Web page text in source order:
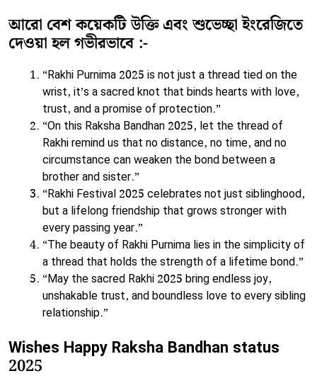
আরো বেশ কয়েকটি উক্তি এবং শুভেচ্ছা ইংরেজিতে
দেওয়া হল গভীরভাবে :-
“Rakhi Purnima 2025 is not just a thread tied on the
wrist, it’s a sacred knot that binds hearts with love,
trust, and a promise of protection.”
“On this Raksha Bandhan 2025, let the thread of
Rakhi remind us that no distance, no time, and no
circumstance can weaken the bond between a
brother and sister.”
“Rakhi Festival 2025 celebrates not just siblinghood,
but a lifelong friendship that grows stronger with
every passing year.”
“The beauty of Rakhi Purnima lies in the simplicity of
a thread that holds the strength of a lifetime bond.”
“May the sacred Rakhi 2025 bring endless joy,
unshakable trust, and boundless love to every sibling
relationship.”
Wishes Happy Raksha Bandhan status
2025